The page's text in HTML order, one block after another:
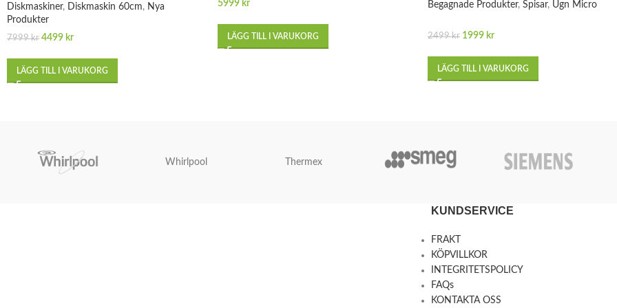
Diskmaskiner, Diskmaskin 60cm, Nya
Produkter
7999kr 4499 kr
LÄGG TILL I VARUKORG
5999 kr
LÄGG TILL I VARUKORG
Begagnade Produkter, Spisar, Ugn Micro
2499kr 1999 kr
LÄGG TILL I VARUKORG
Whirlpool Thermex
KUNDSERVICE
FRAKT
KÖPVILLKOR
INTEGRITETSPOLICY
FAQs
KONTAKTA OSS